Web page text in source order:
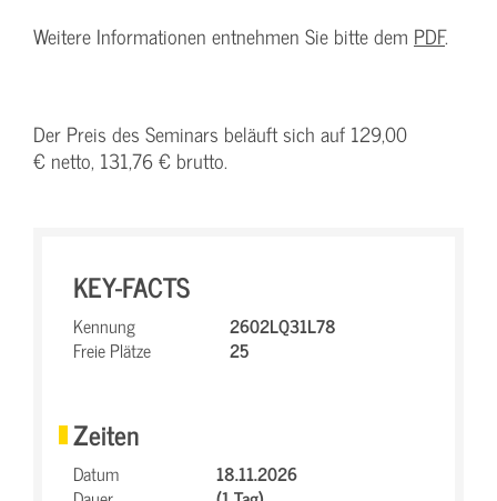
Weitere Informationen entnehmen Sie bitte dem PDF.
Der Preis des Seminars beläuft sich auf 129,00
€ netto, 131,76 € brutto.
KEY-FACTS
Kennung
2602LQ31L78
Freie Plätze
25
Zeiten
Datum
18.11.2026